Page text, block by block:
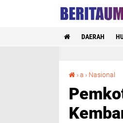
DAERAH
›a › Nasional